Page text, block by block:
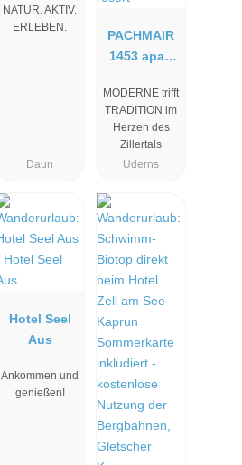
NATUR. AKTIV.
ERLEBEN.
Daun
PACHMAIR
1453 apart
MODERNE trifft
TRADITION im
Herzen des
Zillertals
Uderns
Hotel Seel
Aus
Ankommen und
genießen!